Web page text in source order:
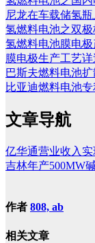
尼龙在车载储氢
氢燃料电池之双极
氢燃料电池膜电
膜电极生产工艺
巴斯夫燃料电池扩
比亚迪燃料电池
文章导航
亿华通营业收入
吉林年产500MW
作者 808, ab
相关文章